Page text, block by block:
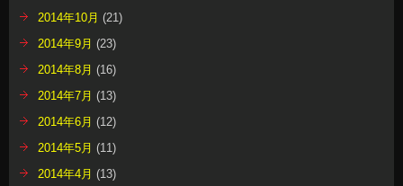
2014年10月 (21)
2014年9月 (23)
2014年8月 (16)
2014年7月 (13)
2014年6月 (12)
2014年5月 (11)
2014年4月 (13)